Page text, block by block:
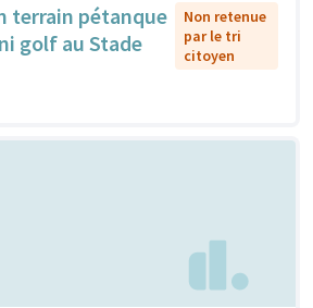
terrain pétanque
golf au Stade
Non retenue
par le tri
citoyen